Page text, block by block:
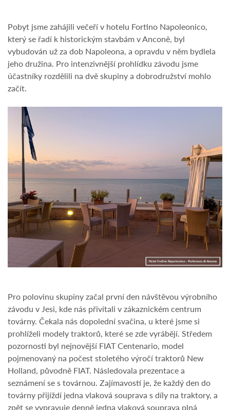
Pobyt jsme zahájili večeří v hotelu Fortino Napoleonico,
který se řadí k historickým stavbám v Anconě, byl
vybudován už za dob Napoleona, a opravdu v něm bydlela
jeho družina. Pro intenzivnější prohlídku závodu jsme
účastníky rozdělili na dvě skupiny a dobrodružství mohlo
začít.
Pro polovinu skupiny začal první den návštěvou výrobního
závodu v Jesi, kde nás přivítali v zákaznickém centrum
továrny. Čekala nás dopolední svačina, u které jsme si
prohlíželi modely traktorů, které se zde vyrábějí. Středem
pozornosti byl nejnovější FIAT Centenario, model
pojmenovaný na počest stoletého výročí traktorů New
Holland, původně FIAT. Následovala prezentace a
seznámení se s továrnou. Zajímavostí je, že každý den do
továrny přijíždí jedna vlaková souprava s díly na traktory, a
zpět se vypravuje denně jedna vlaková souprava plná